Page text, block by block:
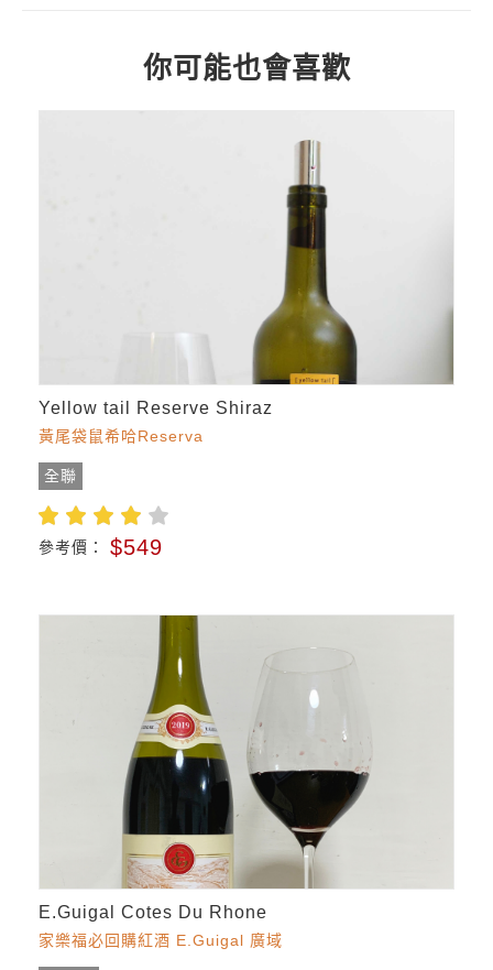
你可能也會喜歡
Yellow tail Reserve Shiraz
黃尾袋鼠希哈Reserva
全聯
參考價： $549
E.Guigal Cotes Du Rhone
家樂福必回購紅酒 E.Guigal 廣域